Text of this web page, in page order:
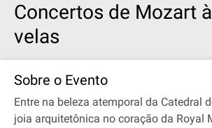
Concertos de Mozart
velas
Sobre o Evento
Entre na beleza atemporal da Catedral
joia arquitetônica no coração da Royal